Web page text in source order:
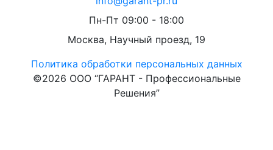
Пн-Пт 09:00 - 18:00
Москва, Научный проезд, 19
Политика обработки персональных данных
©2026 ООО “ГАРАНТ - Профессиональные
Решения”